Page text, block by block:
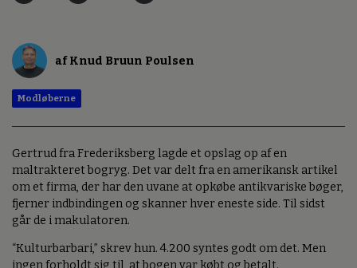
af Knud Bruun Poulsen
Modløberne
Gertrud fra Frederiksberg lagde et opslag op af en
maltrakteret bogryg. Det var delt fra en amerikansk artikel
om et firma, der har den uvane at opkøbe antikvariske bøger,
fjerner indbindingen og skanner hver eneste side. Til sidst
går de i makulatoren.
“Kulturbarbari,” skrev hun. 4.200 syntes godt om det. Men
ingen forholdt sig til, at bogen var købt og betalt.